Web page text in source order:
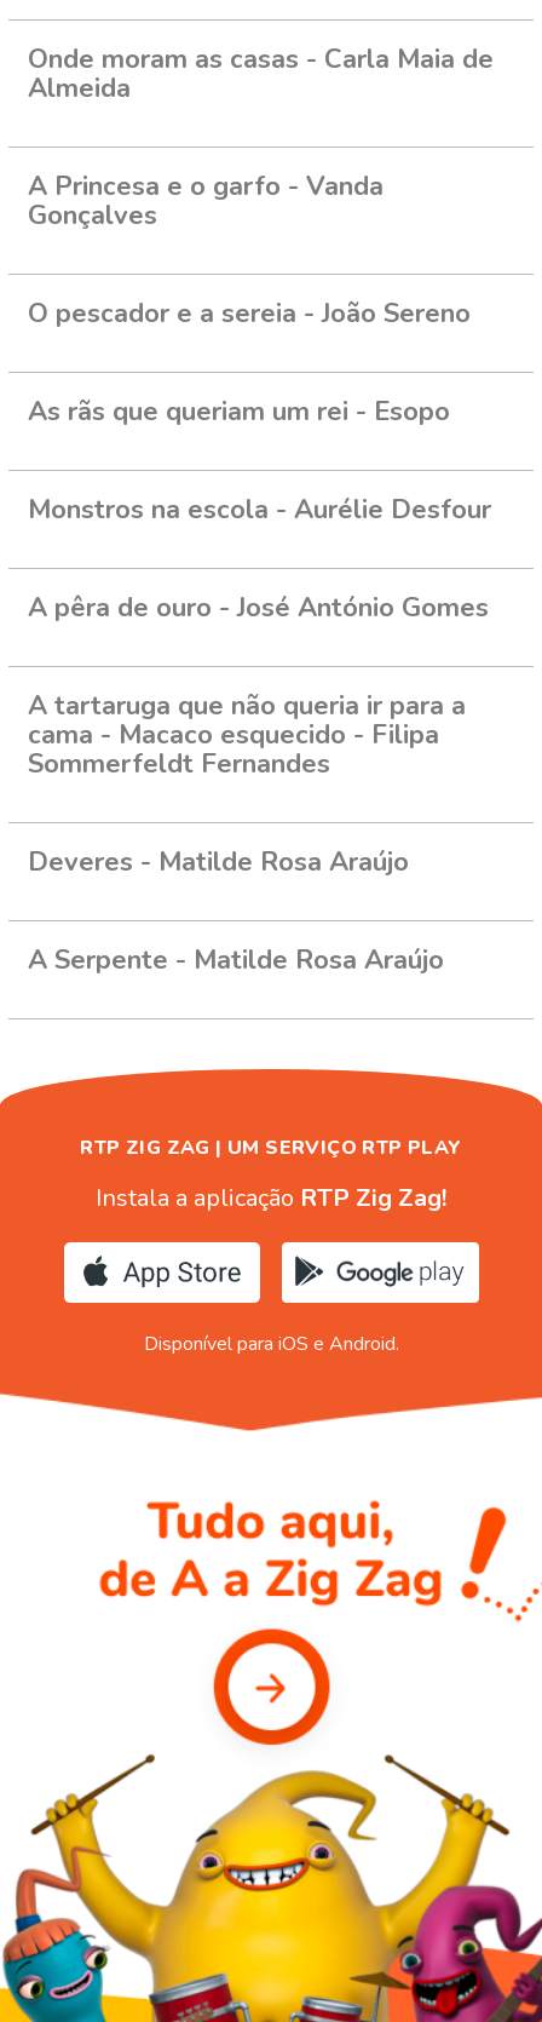
Onde moram as casas - Carla Maia de
Almeida
A Princesa e o garfo - Vanda
Gonçalves
O pescador e a sereia - João Sereno
As rãs que queriam um rei - Esopo
Monstros na escola - Aurélie Desfour
A pêra de ouro - José António Gomes
A tartaruga que não queria ir para a
cama - Macaco esquecido - Filipa
Sommerfeldt Fernandes
Deveres - Matilde Rosa Araújo
A Serpente - Matilde Rosa Araújo
RTP ZIG ZAG | UM SERVIÇO RTP PLAY
Instala a aplicação RTP Zig Zag!
Disponível para iOS e Android.